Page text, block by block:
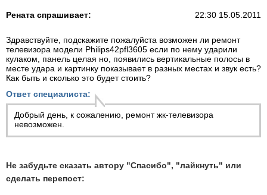
Рената спрашивает: 22:30 15.05.2011
Здравствуйте, подскажите пожалуйста возможен ли ремонт
телевизора модели Philips42pfl3605 если по нему ударили
кулаком, панель целая но, появились вертикальные полосы в
месте удара и картинку показывает в разных местах и звук есть?
Как быть и сколько это будет стоить?
Ответ специалиста:
Добрый день, к сожалению, ремонт жк-телевизора
невозможен.
Не забудьте сказать автору "Спасибо", "лайкнуть" или
сделать перепост: